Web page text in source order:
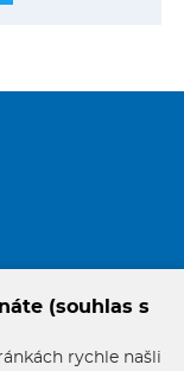
(souhlas s
rychle našli